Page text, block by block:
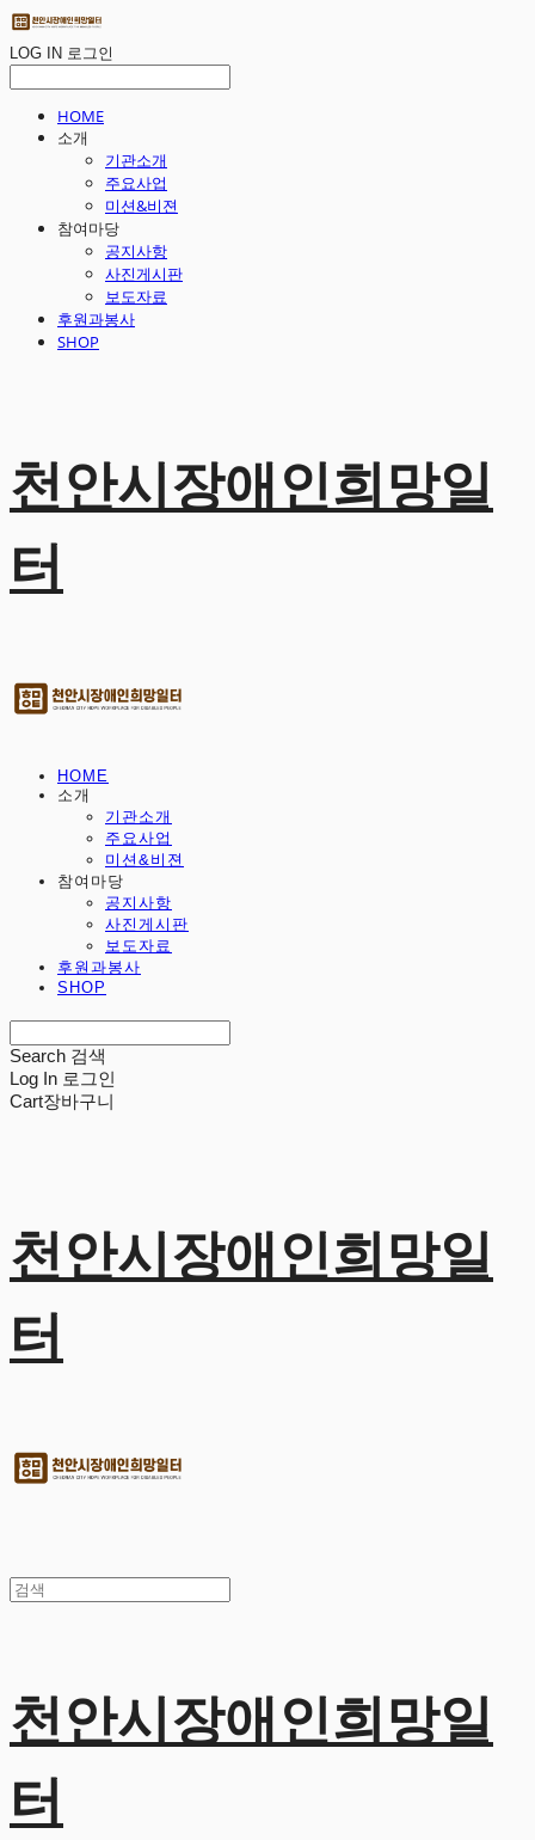
LOG IN 로그인
HOME
소개
기관소개
주요사업
미션&비젼
참여마당
공지사항
사진게시판
보도자료
후원과봉사
SHOP
천안시장애인희망일
터
HOME
소개
기관소개
주요사업
미션&비젼
참여마당
공지사항
사진게시판
보도자료
후원과봉사
SHOP
Search 검색
Log In 로그인
Cart장바구니
천안시장애인희망일
터
천안시장애인희망일
터